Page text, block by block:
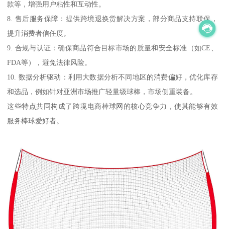
款等，增强用户粘性和互动性。
8. 售后服务保障：提供跨境退换货解决方案，部分商品支持联保，
提升消费者信任度。
9. 合规与认证：确保商品符合目标市场的质量和安全标准（如CE、
FDA等），避免法律风险。
10. 数据分析驱动：利用大数据分析不同地区的消费偏好，优化库存
和选品，例如针对亚洲市场推广轻量级球棒，市场侧重装备。
这些特点共同构成了跨境电商棒球网的核心竞争力，使其能够有效
服务棒球爱好者。